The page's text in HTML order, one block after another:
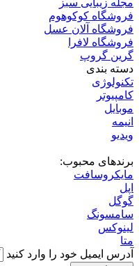
مجله زیبایی سبز
فروشگاه کوکوهوم
فروشگاه آلان عسل
فروشگاه لافرا
گرین گروپ
دسته بندی
تکنولوژی
کامپیوتر
موبایل
انیمه
ویدیو
برندهای محبوب:
مایکروسافت
اپل
گوگل
سامسونگ
لینوکس
متا
آدرس ایمیل خود را وارد کنید